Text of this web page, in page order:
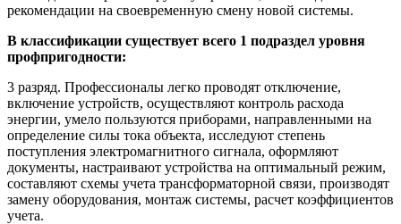
рекомендации на своевременную смену новой системы.
В классификации существует всего 1 подраздел уровня
профпригодности:
3 разряд. Профессионалы легко проводят отключение,
включение устройств, осуществляют контроль расхода
энергии, умело пользуются приборами, направленными на
определение силы тока объекта, исследуют степень
поступления электромагнитного сигнала, оформляют
документы, настраивают устройства на оптимальный режим,
составляют схемы учета трансформаторной связи, производят
замену оборудования, монтаж системы, расчет коэффициентов
учета.